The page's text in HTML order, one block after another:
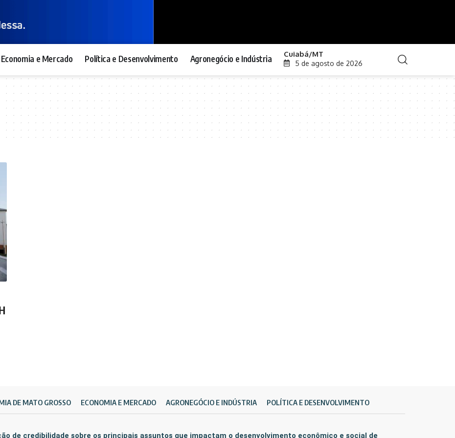
Economia e Mercado Política e Desenvolvimento Agronegócio e Indústria Cuiabá/MT
5 de agosto de 2026
DE MATO GROSSO ECONOMIA E MERCADO AGRONEGÓCIO E INDÚSTRIA POLÍTICA E DESENVOLVIMENTO
de credibilidade sobre os principais assuntos que impactam o desenvolvimento econômico e social de